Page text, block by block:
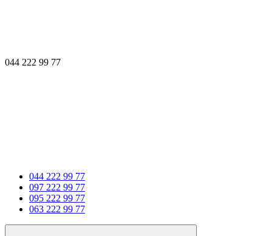
044 222 99 77
044 222 99 77
097 222 99 77
095 222 99 77
063 222 99 77